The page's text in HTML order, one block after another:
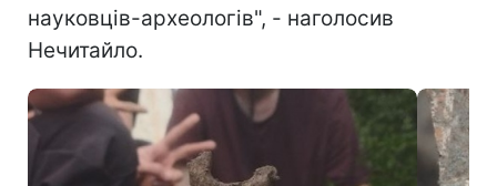
науковців-археологів", - наголосив
Нечитайло.